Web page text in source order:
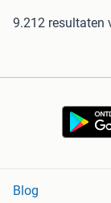
9.212 resultaten
Blog